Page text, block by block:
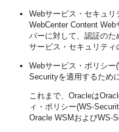
Webサービス・セキュリ
WebCenter Content
バーに対して、認証のた
サービス・セキュリティ
Webサービス・ポリシー
Securityを適用するため
これまで、Oracleは
ィ・ポリシー(WS-
Oracle WSMおよびWS-